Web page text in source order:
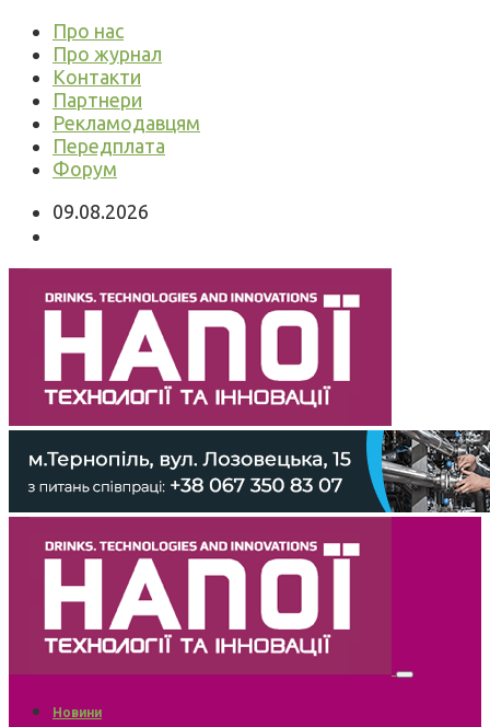
Про нас
Про журнал
Контакти
Партнери
Рекламодавцям
Передплата
Форум
09.08.2026
Новини